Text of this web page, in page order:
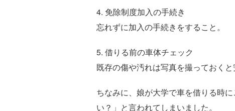
4. 免除制度加入の手続き
忘れずに加入の手続きをすること。
5. 借りる前の車体チェック
既存の傷や汚れは写真を撮っておくと
ちなみに、娘が大学で車を借りる時
い？」と言われてしまいました。